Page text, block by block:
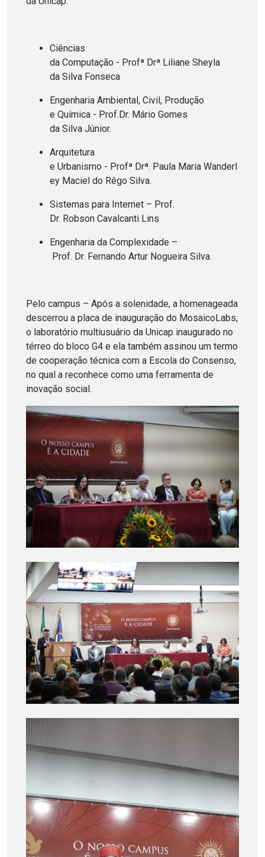
Ciências
da Computação - Profª Drª Liliane Sheyla
da Silva Fonseca
Engenharia Ambiental, Civil, Produção
e Química - Prof.Dr. Mário Gomes
da Silva Júnior.
Arquitetura
e Urbanismo - Profª Drª. Paula Maria Wanderl
ey Maciel do Rêgo Silva.
Sistemas para Internet – Prof.
Dr. Robson Cavalcanti Lins
Engenharia da Complexidade –
Prof. Dr. Fernando Artur Nogueira Silva.
Pelo campus – Após a solenidade, a homenageada
descerrou a placa de inauguração do MosaicoLabs,
o laboratório multiusuário da Unicap inaugurado no
térreo do bloco G4 e ela também assinou um termo
de cooperação técnica com a Escola do Consenso,
no qual a reconhece como uma ferramenta de
inovação social.